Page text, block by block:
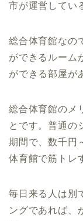
市が運営してい
総合体育館なの
ができるルーム
ができる部屋が
総合体育館のメ
とです。普通の
期間で、数千円
体育館で筋トレ
毎日来る人は別
ングであれば、